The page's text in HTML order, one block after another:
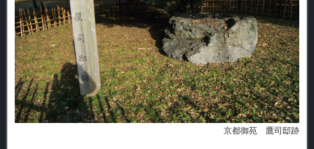
京都御苑 鷹司邸跡